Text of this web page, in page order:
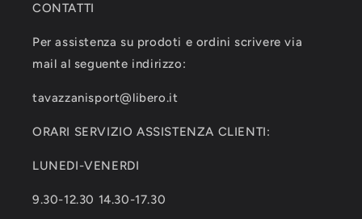
CONTATTI
Per assistenza su prodoti e ordini scrivere via
mail al seguente indirizzo:
tavazzanisport@libero.it
ORARI SERVIZIO ASSISTENZA CLIENTI:
LUNEDI-VENERDI
9.30-12.30 14.30-17.30